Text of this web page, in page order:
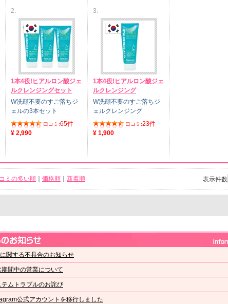
2.
1本4役!ヒアルロン酸ジェ
ルクレンジングセット
W洗顔不要のすご落ちジ
ェルの3本セット
口コミ:65件
¥ 2,990
3.
1本4役!ヒアルロン酸ジェ
ルクレンジング
W洗顔不要のすご落ちジ
ェルクレンジング
口コミ:23件
¥ 1,900
ミの多い順 価格順 新着順 表示件数
関する不具合のお知らせ
期間中の営業について
テムトラブルのお詫び
公式アカウントを移行しました